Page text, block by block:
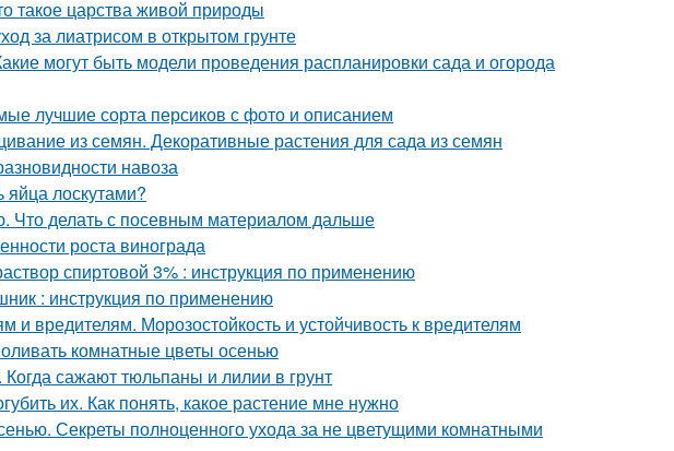
такое царства живой природы
за лиатрисом в открытом грунте
могут быть модели проведения распланировки сада и огорода
лучшие сорта персиков с фото и описанием
из семян. Декоративные растения для сада из семян
навоза
яйца лоскутами?
делать с посевным материалом дальше
роста винограда
спиртовой 3% : инструкция по применению
: инструкция по применению
вредителям. Морозостойкость и устойчивость к вредителям
комнатные цветы осенью
сажают тюльпаны и лилии в грунт
их. Как понять, какое растение мне нужно
Секреты полноценного ухода за не цветущими комнатными